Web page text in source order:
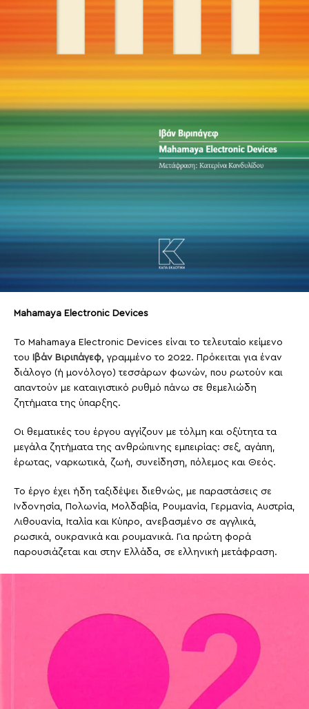
Mahamaya Electronic Devices
Το Mahamaya Electronic Devices είναι το τελευταίο κείμενο
του Ιβάν Βιριπάγεφ, γραμμένο το 2022. Πρόκειται για έναν
διάλογο (ή μονόλογο) τεσσάρων φωνών, που ρωτούν και
απαντούν με καταιγιστικό ρυθμό πάνω σε θεμελιώδη
ζητήματα της ύπαρξης.
Οι θεματικές του έργου αγγίζουν με τόλμη και οξύτητα τα
μεγάλα ζητήματα της ανθρώπινης εμπειρίας: σεξ, αγάπη,
έρωτας, ναρκωτικά, ζωή, συνείδηση, πόλεμος και Θεός.
Το έργο έχει ήδη ταξιδέψει διεθνώς, με παραστάσεις σε
Ινδονησία, Πολωνία, Μολδαβία, Ρουμανία, Γερμανία, Αυστρία,
Λιθουανία, Ιταλία και Κύπρο, ανεβασμένο σε αγγλικά,
ρωσικά, ουκρανικά και ρουμανικά. Για πρώτη φορά
παρουσιάζεται και στην Ελλάδα, σε ελληνική μετάφραση.